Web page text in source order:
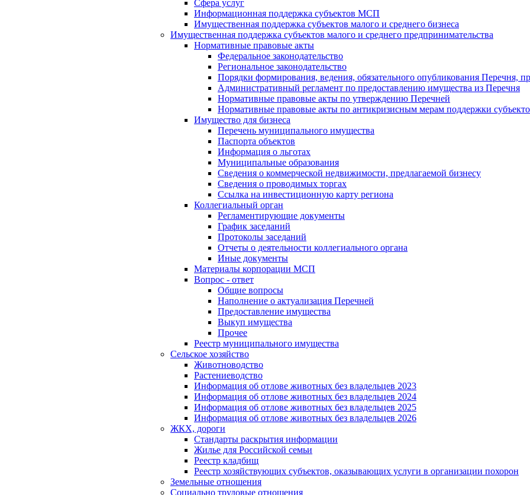
Сфера услуг
Информационная поддержка субъектов МСП
Имущественная поддержка субъектов малого и среднего бизнеса
Имущественная поддержка субъектов малого и среднего предпринимательства
Нормативные правовые акты
Федеральное законодательство
Региональное законодательство
Порядки формирования, ведения, обязательного опубликования Перечня,
Административный регламент по предоставлению имущества из Перечня
Нормативные правовые акты по утверждению Перечней
Нормативные правовые акты по антикризисным мерам поддержки
Имущество для бизнеса
Перечень муниципального имущества
Паспорта объектов
Информация о льготах
Муниципальные образования
Сведения о коммерческой недвижимости, предлагаемой бизнесу
Сведения о проводимых торгах
Ссылка на инвестиционную карту региона
Коллегиальный орган
Регламентирующие документы
График заседаний
Протоколы заседаний
Отчеты о деятельности коллегиального органа
Иные документы
Материалы корпорации МСП
Вопрос - ответ
Общие вопросы
Наполнение о актуализация Перечней
Предоставление имущества
Выкуп имущества
Прочее
Реестр муниципального имущества
Сельское хозяйство
Животноводство
Растениеводство
Информация об отлове животных без владельцев 2023
Информация об отлове животных без владельцев 2024
Информация об отлове животных без владельцев 2025
Информация об отлове животных без владельцев 2026
ЖКХ, дороги
Стандарты раскрытия информации
Жилье для Российской семьи
Реестр кладбищ
Реестр хозяйствующих субъектов, оказывающих услуги в организации похорон
Земельные отношения
Социально трудовые отношения